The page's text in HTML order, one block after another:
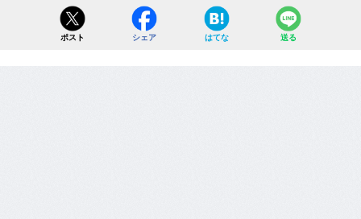
ポスト シェア はてな 送る